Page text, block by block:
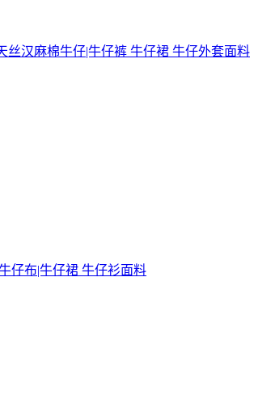
丝汉麻棉牛仔|牛仔裤 牛仔裙 牛仔外套面料
仔布|牛仔裙 牛仔衫面料